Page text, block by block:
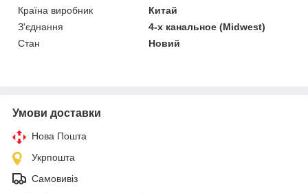
Країна виробник
Китай
З'єднання
4-х канальное (Midwest)
Стан
Новий
Умови доставки
Нова Пошта
Укрпошта
Самовивіз